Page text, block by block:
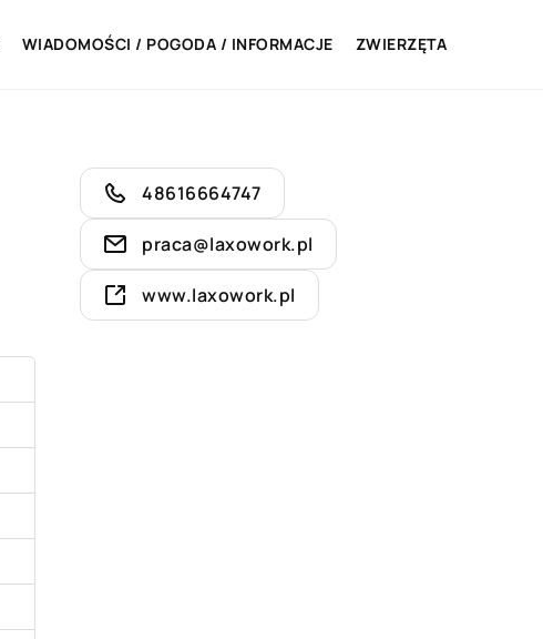
WIADOMOŚCI / POGODA / INFORMACJE ZWIERZĘTA
48616664747
praca@laxowork.pl
www.laxowork.pl